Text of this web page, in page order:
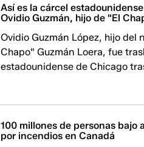
Así es la cárcel
Ovidio Guzmán, hijo de "El
Ovidio Guzmán López, hijo
Chapo" Guzmán Loera, fue
estadounidense de Chicago
100 millones de personas bajo
por incendios en Canadá